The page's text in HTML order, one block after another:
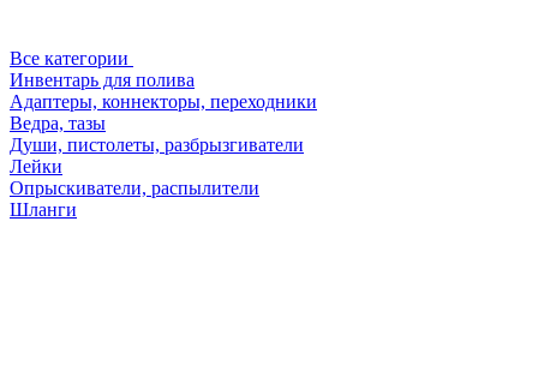
Все категории
Инвентарь для полива
Адаптеры, коннекторы, переходники
Ведра, тазы
Души, пистолеты, разбрызгиватели
Лейки
Опрыскиватели, распылители
Шланги